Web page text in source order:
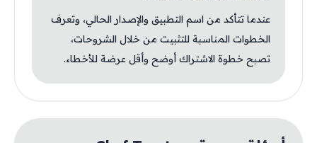
عندما تتأكد من اسم التطبيق والإصدار الحالي، وتعرف
الخطوات المناسبة للتثبيت من خلال الشروحات،
تصبح خطوة الاشتراك أوضح وأقل عرضة للأخطاء.